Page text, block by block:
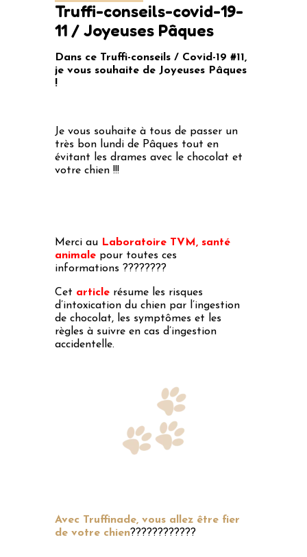
Truffi-conseils-covid-19-
11 / Joyeuses Pâques
Dans ce Truffi-conseils / Covid-19 #11,
je vous souhaite de Joyeuses Pâques
!
Je vous souhaite à tous de passer un
très bon lundi de Pâques tout en
évitant les drames avec le chocolat et
votre chien !!!
Merci au Laboratoire TVM, santé
animale pour toutes ces
informations ????????
Cet article résume les risques
d’intoxication du chien par l’ingestion
de chocolat, les symptômes et les
règles à suivre en cas d’ingestion
accidentelle.
Avec Truffinade, vous allez être fier
de votre chien????????????